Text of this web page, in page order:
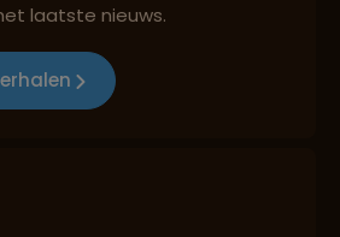
voor mens, cultuur en milieu
laatste nieuws.